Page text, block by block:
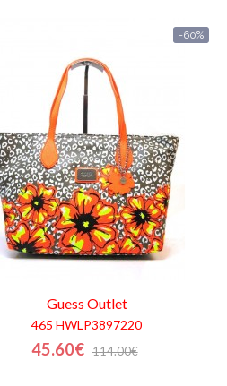
-60%
Guess Outlet
465 HWLP3897220
45.60€ 114.00€